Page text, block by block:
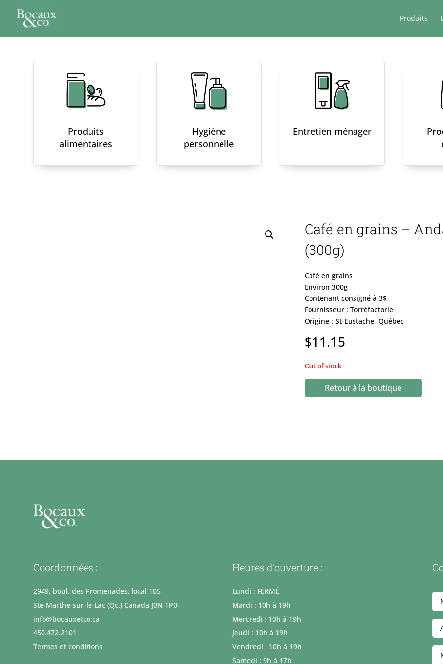
Produits
Produits
alimentaires
Hygiène
personnelle
Entretien ménager
Café en grains –
(300g)
Café en grains
Environ 300g
Contenant consigné à 3$
Fournisseur : Torréfactorie
Origine : St-Eustache, Québec
$11.15
Out of stock
Retour à la boutique
Coordonnées :
2949, boul. des Promenades, local 105
Ste-Marthe-sur-le-Lac (Qc.) Canada J0N 1P0
info@bocauxetco.ca
450.472.2101
Termes et conditions
Heures d'ouverture :
Lundi : FERMÉ
Mardi : 10h à 19h
Mercredi : 10h à 19h
Jeudi : 10h à 19h
Vendredi : 10h à 19h
Samedi : 9h à 17h